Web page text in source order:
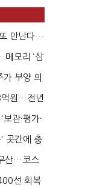
만난다…
모리 ‘삼
가 부양 의
억원…전년
관·평가·
곳간에 충
산…코스
선 회복